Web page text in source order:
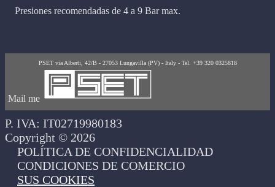
Presiones recomendadas de 4 a 9 Bar max.
PSET via Alberti, 42/B - 27053 Lungavilla (PV) - Italy - Tel. +39 320 0325818
Mail me
P. IVA: IT02719980183
Copyright © 2026
POLÍTICA DE CONFIDENCIALIDAD
CONDICIONES DE COMERCIO
SUS COOKIES